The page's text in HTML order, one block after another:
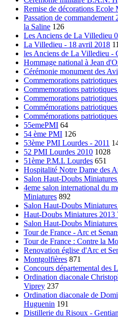
Remise de décorations Ecole
Passation de
la Saline 126
Les Anciens de La Villedieu
La Villedieu - 18 avril 2018
les Anciens de La Villedieu -
Hommage national à Jean
Cérémonie monument des
Commemorations
Commemorations
Commemorations
Commémorations
Commémorations
55emePMI 64
54 ème PMI 126
53ème PMI Lourdes - 2011
52 PMI Lourdes 2010 1028
51ème P.M.I. Lourdes 651
Hospitalité Notre Dame des
Salon Haut-Doubs
4eme salon international du
Miniatures 892
Salon Haut-Doubs
Haut-Doubs Miniatures 2013
Salon Haut-Doubs
Tour de France - Arc et
Tour de France : Contre la
Renovation église d'Arc et
Montgolfières 871
Concours départemental des
Ordination diaconale
Viprey 237
Ordination diaconale de
Huguenin 191
Distillerie du Risoux -